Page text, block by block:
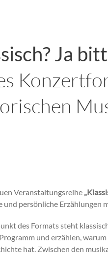
Ja
Veranstaltungsreihe
und persönliche Erzählungen
des Formats steht
und erzählen,
hat. Zwischen den